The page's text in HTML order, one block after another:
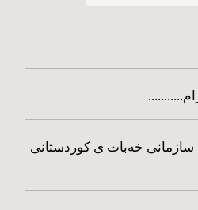
سازمانی خه‌بات ی کوردستانی